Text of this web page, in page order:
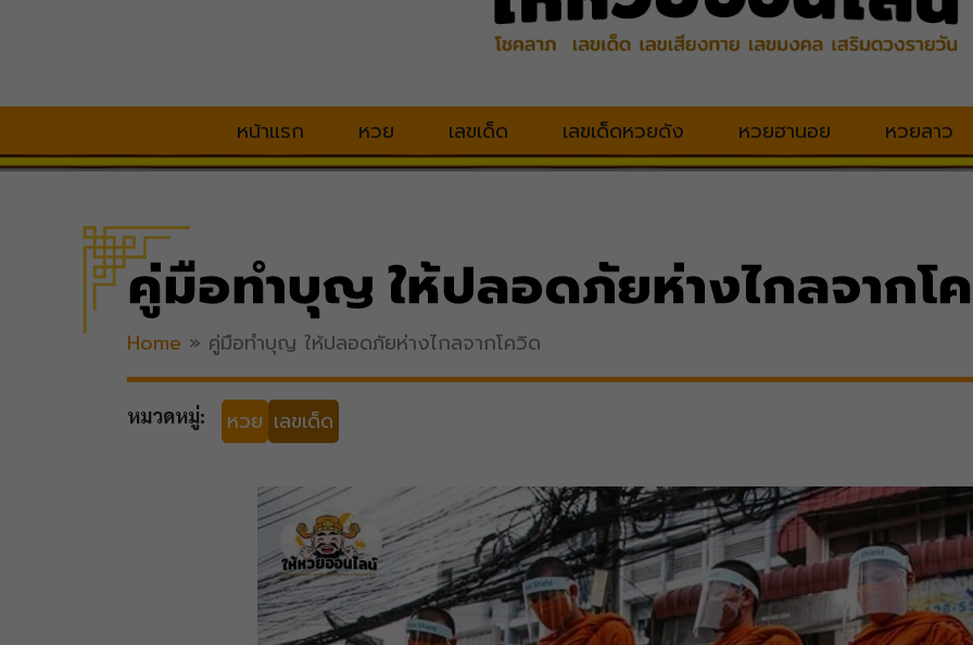
หน้าแรก หวย เลขเด็ด เลขเด็ดหวยดัง หวยฮานอย หวยลาว
คู่มือทำบุญ ให้​ปลอดภัยห่างไกล​จากโ
Home » คู่มือทำบุญ ให้​ปลอดภัยห่างไกล​จากโควิด
หมวดหมู่: หวย เลขเด็ด